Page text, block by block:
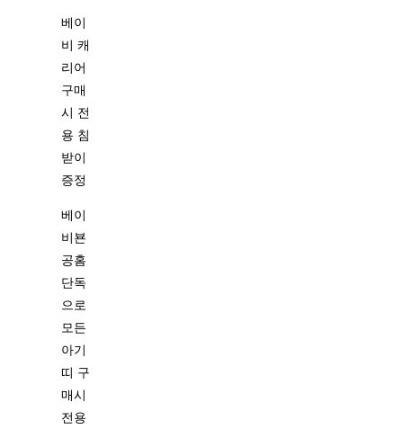
베이
비 캐
리어
구매
시 전
용 침
받이
증정
베이
비뵨
공홈
단독
으로
모든
아기
띠 구
매시
전용